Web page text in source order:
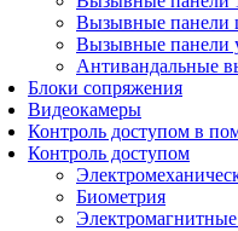
Вызывные панели
Вызывные панели
Антивандальные
Блоки сопряжения
Видеокамеры
Контроль доступом в
Контроль доступом
Биометрия